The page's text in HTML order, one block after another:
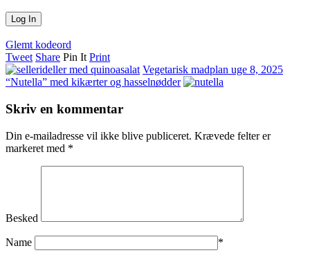
Glemt kodeord
Tweet Share Pin It Print
Vegetarisk madplan uge 8, 2025
“Nutella” med kikærter og hasselnødder
Skriv en kommentar
Din e-mailadresse vil ikke blive publiceret. Krævede felter er
markeret med *
Besked
Name *